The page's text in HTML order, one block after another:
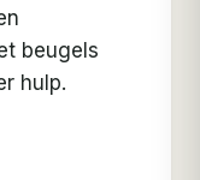
beugels
hulp.